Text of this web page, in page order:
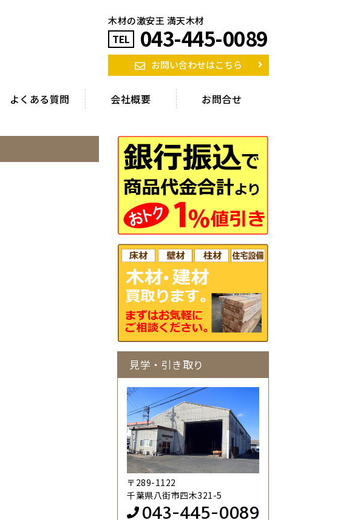
木材の激安王 満天木材
TEL 043-445-0089
お問い合わせはこちら
よくある質問 会社概要 お問合せ
見学・引き取り
〒289-1122
千葉県八街市四木321-5
043-445-0089